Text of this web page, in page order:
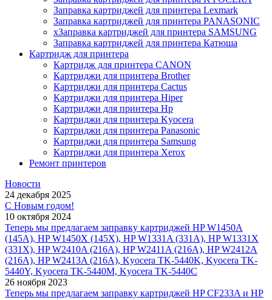
Заправка картриджей для принтера Lexmark
Заправка картриджей для принтера PANASONIC
xЗаправка картриджей для принтера SAMSUNG
Заправка картриджей для принтера Катюша
Картридж для принтера
Картридж для принтера CANON
Картриджи для принтера Brother
Картриджи для принтера Cactus
Картриджи для принтера Hiper
Картриджи для принтера Hp
Картриджи для принтера Kyocera
Картриджи для принтера Panasonic
Картриджи для принтера Samsung
Картриджи для принтера Xerox
Ремонт принтеров
Новости
24 декабря 2025
С Новым годом!
10 октября 2024
Теперь мы предлагаем заправку картриджей HP W1450A
(145A), HP W1450X (145X), HP W1331A (331A), HP W1331X
(331X), HP W2410A (216A), HP W2411A (216A), HP W2412A
(216A), HP W2413A (216A), Kyocera TK-5440K, Kyocera TK-
5440Y, Kyocera TK-5440M, Kyocera TK-5440C
26 ноября 2023
Теперь мы предлагаем заправку картриджей HP CF233A и HP